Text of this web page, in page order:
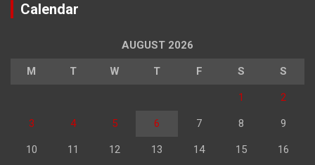
Calendar
AUGUST 2026
M T W T F S S
1 2
3 4 5 6 7 8 9
10 11 12 13 14 15 16